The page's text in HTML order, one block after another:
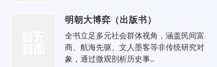
明朝大博弈（出版书）
全书立足多元社会群体视角，涵盖民间富
商、航海先驱、文人墨客等非传统研究对
象，通过微观剖析历史事..